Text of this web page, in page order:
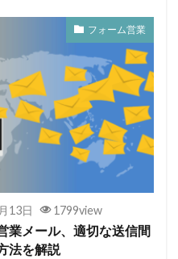
フォーム営業
13日 1799view
業メール、適切な送信間
法を解説